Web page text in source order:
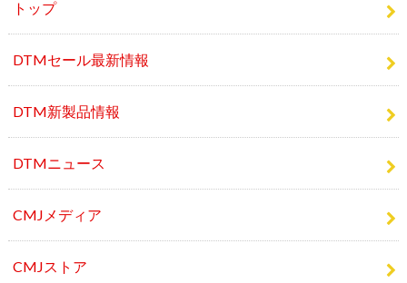
DTMセール最新情報
DTM新製品情報
DTMニュース
CMJメディア
CMJストア
お問い合わせ